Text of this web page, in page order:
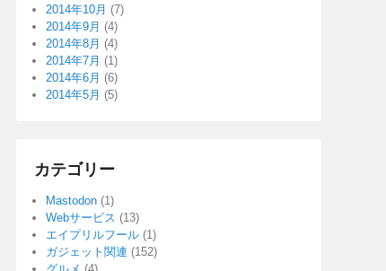
2014年10月 (7)
2014年9月 (4)
2014年8月 (4)
2014年7月 (1)
2014年6月 (6)
2014年5月 (5)
カテゴリー
Mastodon (1)
Webサービス (13)
エイプリルフール (1)
ガジェット関連 (152)